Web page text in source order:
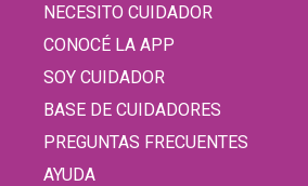
NECESITO CUIDADOR
CONOCÉ LA APP
SOY CUIDADOR
BASE DE CUIDADORES
PREGUNTAS FRECUENTES
AYUDA